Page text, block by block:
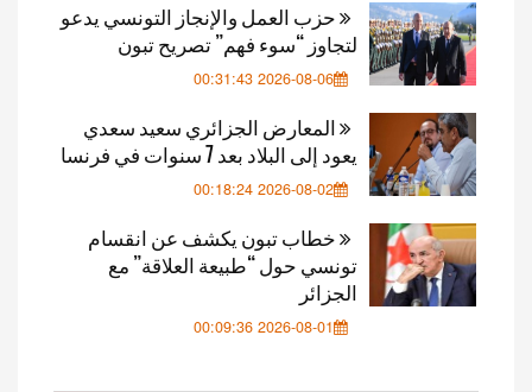
حزب العمل والإنجاز التونسي يدعو
لتجاوز “سوء فهم” تصريح تبون
2026-08-06 00:31:43
المعارض الجزائري سعيد سعدي
يعود إلى البلاد بعد 7 سنوات في فرنسا
2026-08-02 00:18:24
خطاب تبون يكشف عن انقسام
تونسي حول “طبيعة العلاقة” مع
الجزائر
2026-08-01 00:09:36